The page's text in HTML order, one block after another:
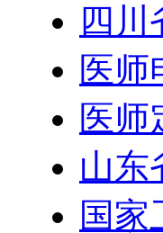
四
医师
医师
山东
国家